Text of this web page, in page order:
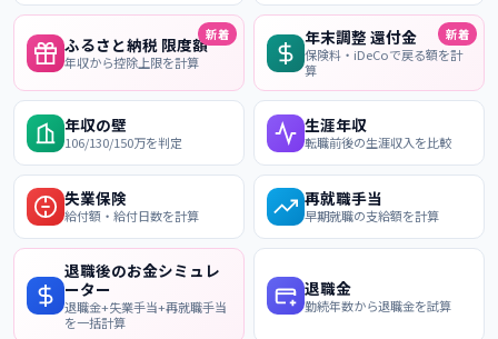
ふるさと納税 限度額
年収から控除上限を計算
新着 年末調整 還付金
保険料・iDeCoで戻る額を計
算
新着
年収の壁
106/130/150万を判定
生涯年収
転職前後の生涯収入を比較
失業保険
給付額・給付日数を計算
再就職手当
早期就職の支給額を計算
退職後のお金シミュレ
ーター
退職金+失業手当+再就職手当
を一括計算
退職金
勤続年数から退職金を試算